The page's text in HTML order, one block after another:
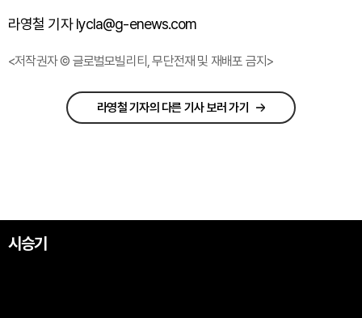
라영철 기자 lycla@g-enews.com
<저작권자 © 글로벌모빌리티, 무단전재 및 재배포 금지>
라영철 기자의 다른 기사 보러 가기
시승기